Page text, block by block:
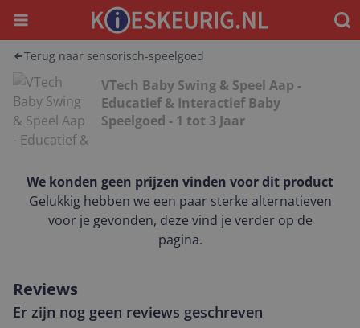
Menu
Terug naar sensorisch-speelgoed
VTech Baby Swing & Speel Aap -
Educatief & Interactief Baby
Speelgoed - 1 tot 3 Jaar
We konden geen prijzen vinden voor dit product
Gelukkig hebben we een paar sterke alternatieven
voor je gevonden, deze vind je verder op de
pagina.
Reviews
Er zijn nog geen reviews geschreven